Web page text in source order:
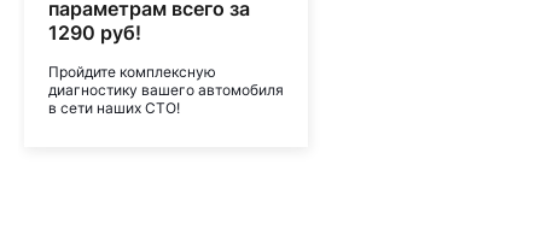
параметрам всего за
1290 руб!
Пройдите комплексную
диагностику вашего автомобиля
в сети наших СТО!